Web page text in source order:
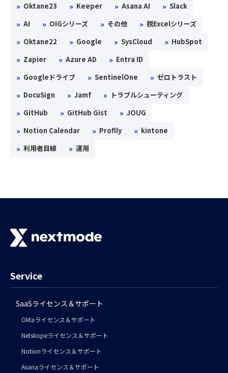
» Oktane23 » Keeper » Asana AI » Slack
» AI » OIGシリーズ » その他 » 脱Excelシリーズ
» Oktane22 » Google » SysCloud » HubSpot
» Zapier » Azure AD » Entra ID
» Googleドライブ » SentinelOne » ゼロトラスト
» DocuSign » Jamf » トラブルシューティング
» GitHub » GitHub Gist » JOUG
» Notion Calendar » Proflly » kintone
» 利用者目線 » 運用
Service
SaaSライセンス＆サポート
Oktaライセンス＆サポート
Netskopeライセンス＆サポート
Notionライセンス＆サポート
Asanaライセンス＆サポート